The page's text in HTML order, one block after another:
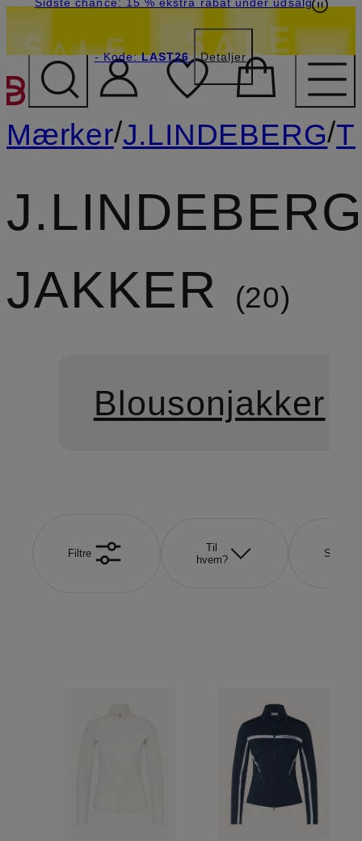
GÅ TIL
- Kode:LAST26 Detaljer
Mærker/J.LINDEBERG/
JAKKER
20
Blousonjakker
Filtre
Til
hvem?